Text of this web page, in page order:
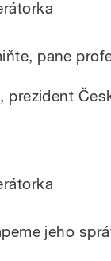
pane
prezident
jeho